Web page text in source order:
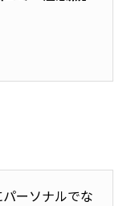
トレーナーさ
けられていま
ーソナルでな